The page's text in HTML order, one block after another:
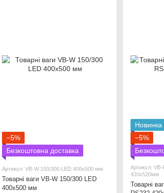
−5%
Безкоштовна доставка
Артикул: VB-W 150/300 LED 400х500 мм
Товарні ваги VB-W 150/300 LED
400х500 мм
Новинка
−5%
Артикул:
420х520мм
Товарні